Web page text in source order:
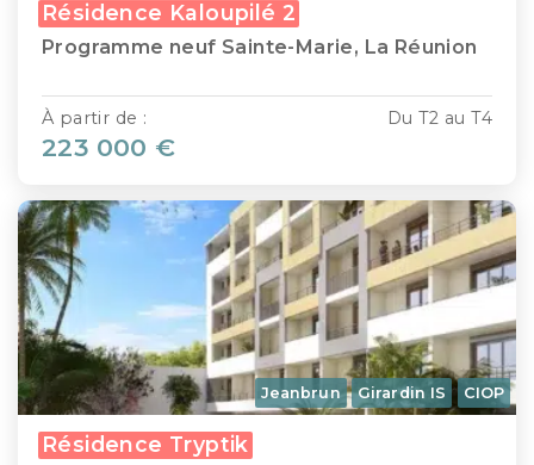
Résidence Kaloupilé 2
Programme neuf Sainte-Marie, La Réunion
Du T2 au T4
À partir de :
223 000 €
Jeanbrun Girardin IS CIOP
Résidence Tryptik